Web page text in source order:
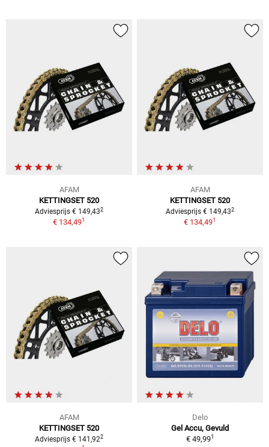
AFAM
KETTINGSET 520
Adviesprijs € 149,432
€ 134,491
AFAM
KETTINGSET 520
Adviesprijs € 149,432
€ 134,491
AFAM
KETTINGSET 520
Adviesprijs € 141,922
Delo
Gel Accu, Gevuld
€ 49,991